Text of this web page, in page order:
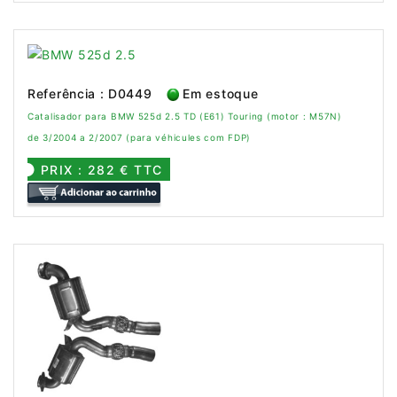
Referência : D0449 Em estoque
Catalisador para BMW 525d 2.5 TD (E61) Touring (motor : M57N)
de 3/2004 a 2/2007 (para véhicules com FDP)
PRIX : 282 € TTC